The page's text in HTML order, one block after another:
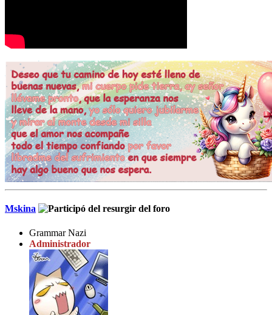
Mskina
Grammar Nazi
Administrador